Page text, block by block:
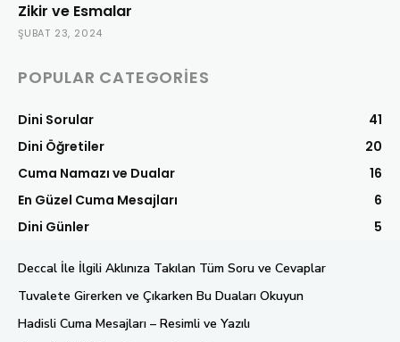
Zikir ve Esmalar
ŞUBAT 23, 2024
POPULAR CATEGORIES
Dini Sorular
41
Dini Öğretiler
20
Cuma Namazı ve Dualar
16
En Güzel Cuma Mesajları
6
Dini Günler
5
Deccal İle İlgili Aklınıza Takılan Tüm Soru ve Cevaplar
Tuvalete Girerken ve Çıkarken Bu Duaları Okuyun
Hadisli Cuma Mesajları – Resimli ve Yazılı